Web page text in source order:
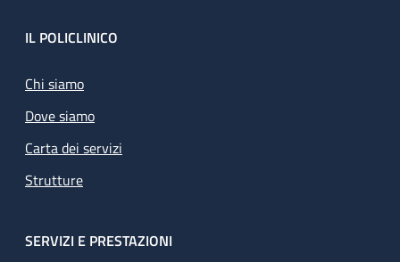
Footer
IL POLICLINICO
Chi siamo
Dove siamo
Carta dei servizi
Strutture
SERVIZI E PRESTAZIONI